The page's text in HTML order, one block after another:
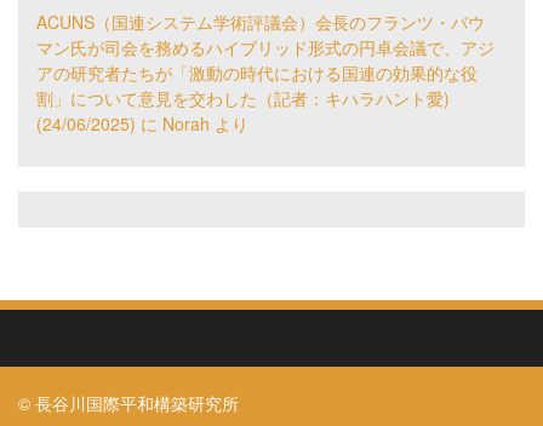
ACUNS（国連システム学術評議会）会長のフランツ・バウ
マン氏が司会を務めるハイブリッド形式の円卓会議で、アジ
アの研究者たちが「激動の時代における国連の効果的な役
割」について意見を交わした（記者：キハラハント愛)
(24/06/2025) に Norah より
© 長谷川国際平和構築研究所